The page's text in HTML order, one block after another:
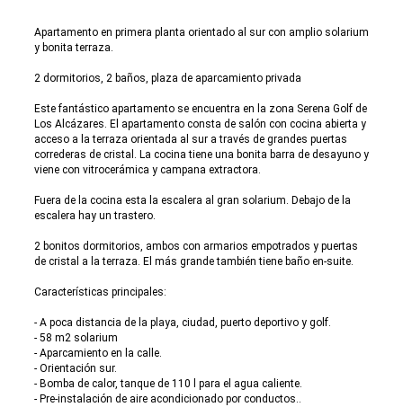
Apartamento en primera planta orientado al sur con amplio solarium
y bonita terraza.
2 dormitorios, 2 baños, plaza de aparcamiento privada
Este fantástico apartamento se encuentra en la zona Serena Golf de
Los Alcázares. El apartamento consta de salón con cocina abierta y
acceso a la terraza orientada al sur a través de grandes puertas
correderas de cristal. La cocina tiene una bonita barra de desayuno y
viene con vitrocerámica y campana extractora.
Fuera de la cocina esta la escalera al gran solarium. Debajo de la
escalera hay un trastero.
2 bonitos dormitorios, ambos con armarios empotrados y puertas
de cristal a la terraza. El más grande también tiene baño en-suite.
Características principales:
- A poca distancia de la playa, ciudad, puerto deportivo y golf.
- 58 m2 solarium
- Aparcamiento en la calle.
- Orientación sur.
- Bomba de calor, tanque de 110 l para el agua caliente.
- Pre-instalación de aire acondicionado por conductos..